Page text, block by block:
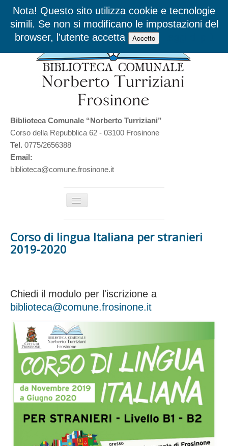
Biblioteca Comunale “Norberto Turriziani”
Corso della Repubblica 62 - 03100 Frosinone
Tel. 0775/2656388
Email:
biblioteca@comune.frosinone.it
Cambia
Biblioteca
Servizi
Attività
Iniziative e novità
Informazioni
Modulistica
Inviti alla lettura
F.A.Q
Corso di lingua Italiana per stranieri
2019-2020
Chiedi il modulo per l'iscrizione a
biblioteca@comune.frosinone.it
Nota! Questo sito utilizza cookie e tecnologie
simili. Se non si modificano le impostazioni del
browser, l'utente accetta
Accetto